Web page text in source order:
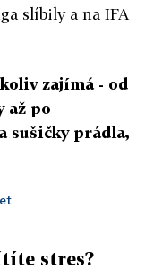
slíbily a na IFA
zajímá - od
až po
sušičky prádla,
stres?